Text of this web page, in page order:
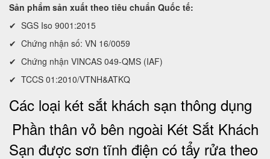
Sản phẩm sản xuất theo tiêu chuẩn Quốc tế:
✔ SGS Iso 9001:2015
✔ Chứng nhận số: VN 16/0059
✔ Chứng nhận VINCAS 049-QMS (IAF)
✔ TCCS 01:2010/VTNH&ATKQ
Các loại két sắt khách sạn thông dụng
Phần thân vỏ bên ngoài Két Sắt Khách
Sạn được sơn tĩnh điện có tẩy rửa theo